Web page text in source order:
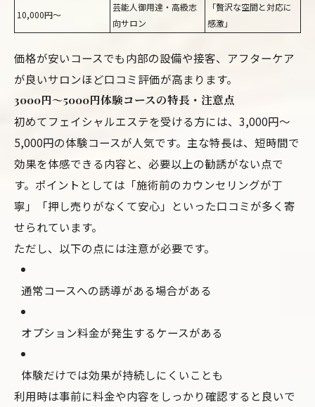
10,000円～
芸能人御用達・高級志
向サロン
「贅沢な空間と対応に
感激」
価格が安いコースでも内部の設備や接客、アフターケア
が良いサロンほど口コミ評価が高まります。
3000円～5000円体験コースの特長・注意点
初めてフェイシャルエステを受ける方には、3,000円～
5,000円の体験コースが人気です。主な特長は、短時間で
効果を体感できる内容と、必要以上の勧誘がない点で
す。ポイントとしては「施術前のカウンセリングが丁
寧」「押し売りがなくて安心」といった口コミが多く寄
せられています。
ただし、以下の点には注意が必要です。
通常コースへの誘導がある場合がある
オプション料金が発生するケースがある
体験だけでは効果が持続しにくいことも
利用時は事前に料金や内容をしっかり確認すると良いで